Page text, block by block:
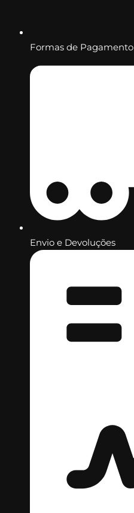
Formas de Pagamento
Envio e Devoluções